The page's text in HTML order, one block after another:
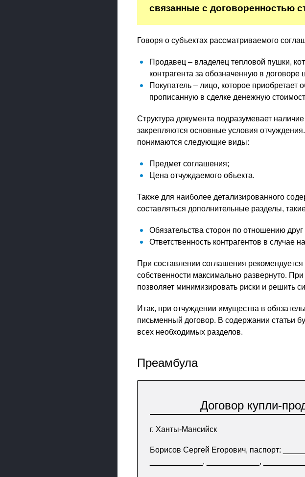
связанные с договоренностью
Говоря о субъектах рассматриваемого
Продавец – владелец тепловой пушки,
контрагента за обозначенную в договоре
Покупатель – лицо, которое приобретает
прописанную в сделке денежную
Структура документа подразумевает
закрепляются основные условия
понимаются следующие виды:
Предмет соглашения;
Цена отчуждаемого объекта.
Также для наиболее детализированного
составляться дополнительные разделы,
Обязательства сторон по отношению друг
Ответственность контрагентов в случае
При составлении соглашения
собственности максимально развернуто.
позволяет минимизировать риски и решить
Итак, при отчуждении имущества в
письменный договор. В содержании статьи
всех необходимых разделов.
Преамбула
Договор купли-
г. Ханты-Мансийск
Борисов Сергей Егорович, паспорт:
____________, ____________,